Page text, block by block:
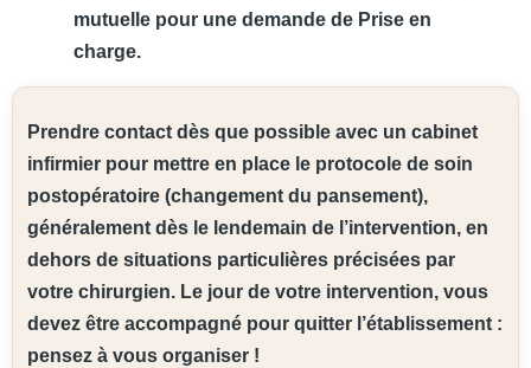
mutuelle pour une demande de Prise en
charge.
Prendre contact dès que possible avec un cabinet
infirmier pour mettre en place le protocole de soin
postopératoire (changement du pansement),
généralement dès le lendemain de l’intervention, en
dehors de situations particulières précisées par
votre chirurgien. Le jour de votre intervention, vous
devez être accompagné pour quitter l’établissement :
pensez à vous organiser !